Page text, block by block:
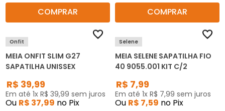
COMPRAR
COMPRAR
Onfit
MEIA ONFIT SLIM G27
SAPATILHA UNISSEX
R$ 39,99
Em até 1x R$ 39,99 sem juros
Ou R$ 37,99 no Pix
Selene
MEIA SELENE SAPATILHA FIO
40 9055.001 KIT C/2
R$ 7,99
Em até 1x R$ 7,99 sem juros
Ou R$ 7,59 no Pix